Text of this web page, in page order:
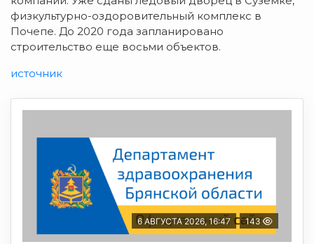
физкультурно-оздоровительный комплекс в
Почепе. До 2020 года запланировано
строительство еще восьми объектов.
источник
6 АВГУСТА 2026, 16:47 143